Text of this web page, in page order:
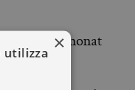
Geymonat
×
utilizza